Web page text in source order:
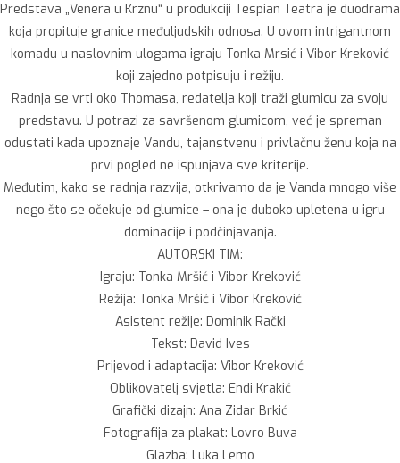
Predstava „Venera u Krznu“ u produkciji Tespian Teatra je duodrama
koja propituje granice međuljudskih odnosa. U ovom intrigantnom
komadu u naslovnim ulogama igraju Tonka Mrsić i Vibor Kreković
koji zajedno potpisuju i režiju.
Radnja se vrti oko Thomasa, redatelja koji traži glumicu za svoju
predstavu. U potrazi za savršenom glumicom, već je spreman
odustati kada upoznaje Vandu, tajanstvenu i privlačnu ženu koja na
prvi pogled ne ispunjava sve kriterije.
Međutim, kako se radnja razvija, otkrivamo da je Vanda mnogo više
nego što se očekuje od glumice – ona je duboko upletena u igru
dominacije i podčinjavanja.
AUTORSKI TIM:
Igraju: Tonka Mršić i Vibor Kreković
Režija: Tonka Mršić i Vibor Kreković
Asistent režije: Dominik Rački
Tekst: David Ives
Prijevod i adaptacija: Vibor Kreković
Oblikovatelj svjetla: Endi Krakić
Grafički dizajn: Ana Zidar Brkić
Fotografija za plakat: Lovro Buva
Glazba: Luka Lemo